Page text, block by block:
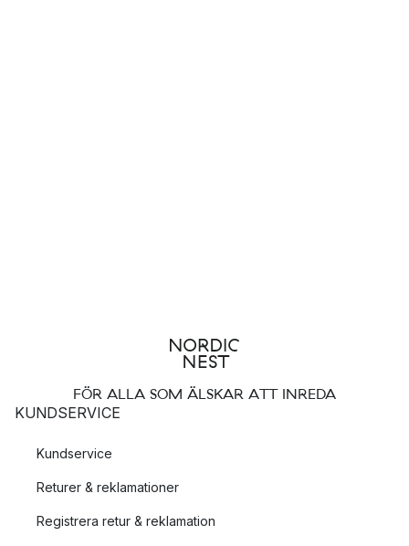
FÖR ALLA SOM ÄLSKAR ATT INREDA
KUNDSERVICE
Kundservice
Returer & reklamationer
Registrera retur & reklamation